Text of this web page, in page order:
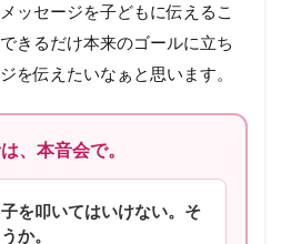
ッセージを子どもに伝えるこ
きるだけ本来のゴールに立ち
を伝えたいなぁと思います。
、本音会で。
子を叩いてはいけない。そ
か。